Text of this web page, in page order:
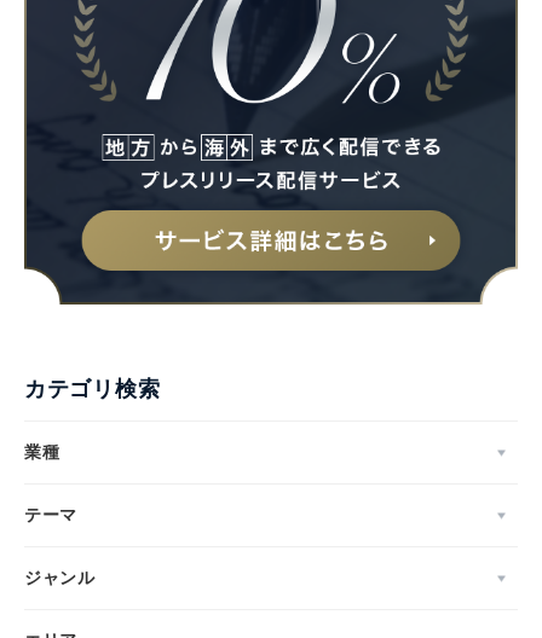
カテゴリ検索
業種
テーマ
ジャンル